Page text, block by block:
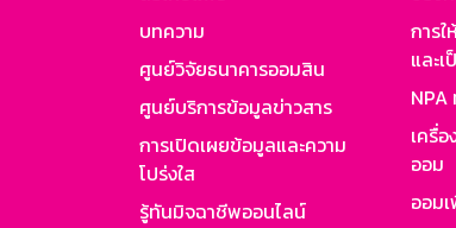
บทความ
ศูนย์วิจัยธนาคารออมสิน
ศูนย์บริการข้อมูลข่าวสาร
การเปิดเผยข้อมูลและความ
โปร่งใส
รู้ทันมิจฉาชีพออนไลน์
การ
และ
เครื่
ออม
ออม